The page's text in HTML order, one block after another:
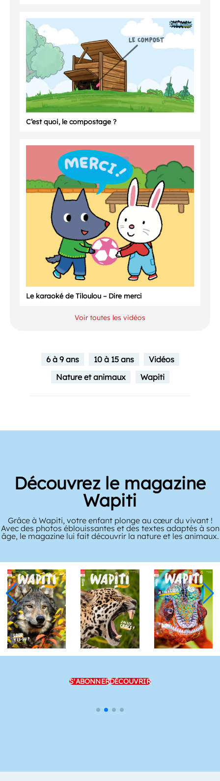
C’est quoi, le compostage ?
Le karaoké de Tiloulou – Dire merci
Voir toutes les vidéos
6 à 9 ans 10 à 15 ans
Vidéos
Nature et animaux
Wapiti
Découvrez le magazine
Wapiti
Grâce à Wapiti, votre enfant plonge au cœur du vivant !
Avec des photos éblouissantes et des textes adaptés à son
âge, le magazine lui fait découvrir la nature et les animaux.
S'ABONNERDÉCOUVRIR